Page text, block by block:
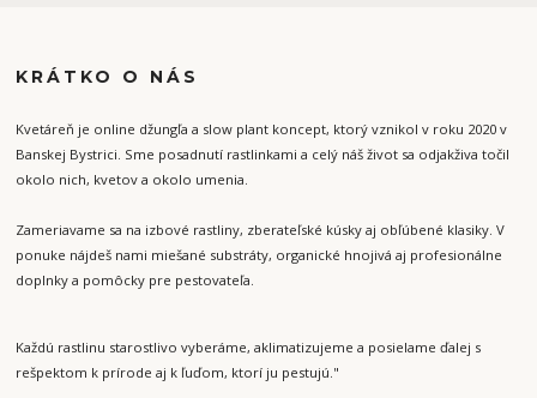
KRÁTKO O NÁS
Kvetáreň je online džungľa a slow plant koncept, ktorý vznikol v roku 2020 v
Banskej Bystrici. Sme posadnutí rastlinkami a celý náš život sa odjakživa točil
okolo nich, kvetov a okolo umenia.
Zameriavame sa na izbové rastliny, zberateľské kúsky aj obľúbené klasiky. V
ponuke nájdeš nami miešané substráty, organické hnojivá aj profesionálne
doplnky a pomôcky pre pestovateľa.
Každú rastlinu starostlivo vyberáme, aklimatizujeme a posielame ďalej s
rešpektom k prírode aj k ľuďom, ktorí ju pestujú."